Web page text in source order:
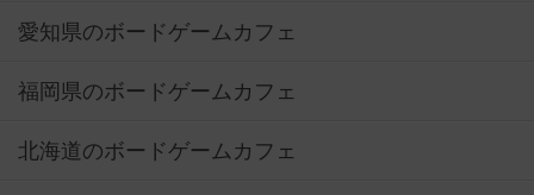
愛知県のボードゲームカフェ
福岡県のボードゲームカフェ
北海道のボードゲームカフェ